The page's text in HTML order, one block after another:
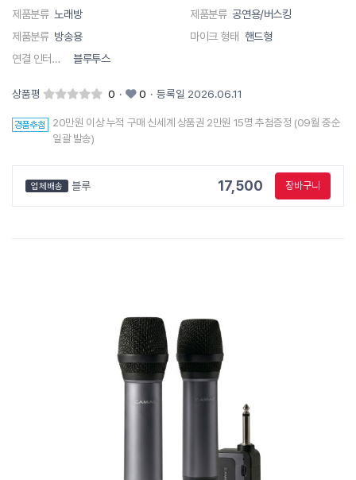
제품분류 노래방 제품분류 공연용/버스킹
제품분류 방송용 마이크 형태 핸드형
연결 인터페이스
블루투스
상품평 0 · 0 · 등록일 2026.06.11
20만원 이상 누적 구매 신세계 상품권 2만원 15명 추첨증정 (09월 중순
일괄 발송)
업체배송 블루 17,500 장바구니